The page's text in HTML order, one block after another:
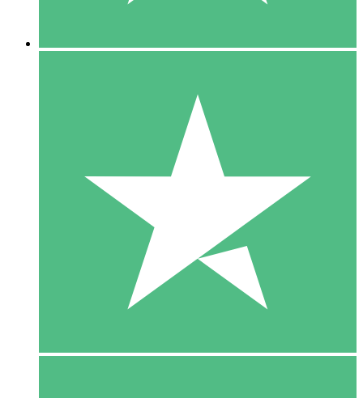
10 Téléchargements
20 00